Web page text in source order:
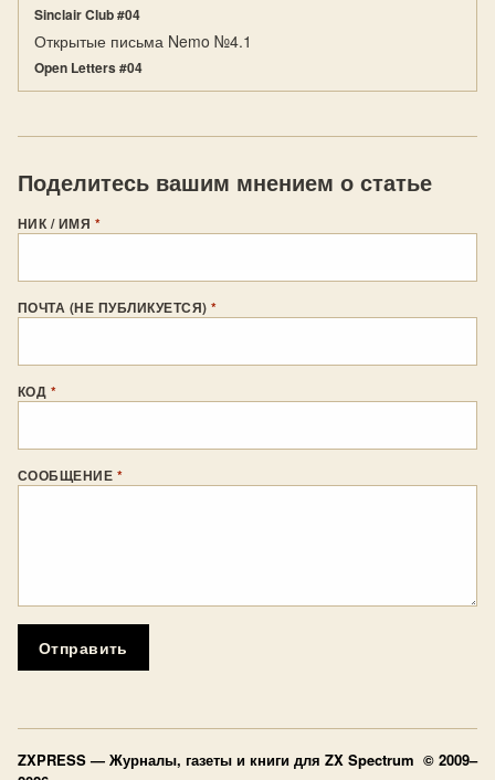
Sinclair Club #04
Открытые письма Nemo №4.1
Open Letters #04
Поделитесь вашим мнением о статье
НИК / ИМЯ *
ПОЧТА (НЕ ПУБЛИКУЕТСЯ)*
КОД *
СООБЩЕНИЕ *
Отправить
ZXPRESS — Журналы, газеты и книги для ZX Spectrum © 2009–